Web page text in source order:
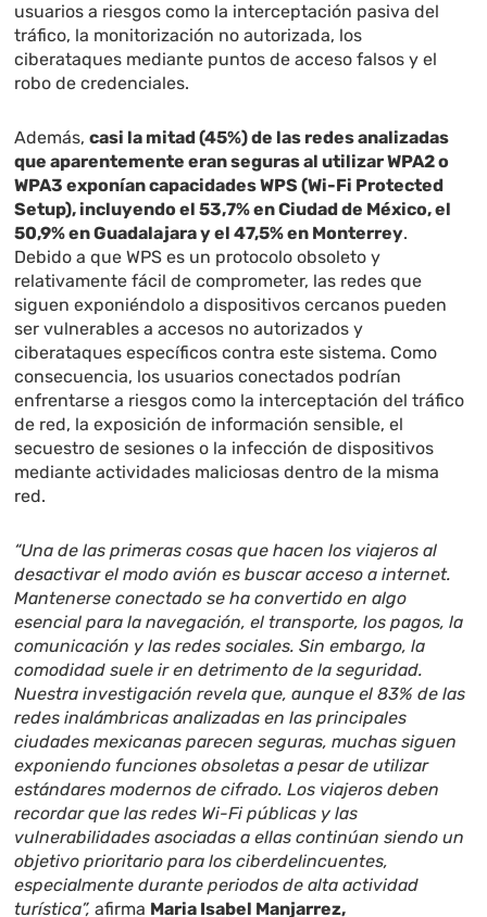
usuarios a riesgos como la interceptación pasiva del
tráfico, la monitorización no autorizada, los
ciberataques mediante puntos de acceso falsos y el
robo de credenciales.
Además,casi la mitad (45%) de las redes analizadas
que aparentemente eran seguras al utilizar WPA2 o
WPA3 exponían capacidades WPS (Wi-Fi Protected
Setup), incluyendo el 53,7% en Ciudad de México, el
50,9% en Guadalajara y el 47,5% en Monterrey.
Debido a que WPS es un protocolo obsoleto y
relativamente fácil de comprometer, las redes que
siguen exponiéndolo a dispositivos cercanos pueden
ser vulnerables a accesos no autorizados y
ciberataques específicos contra este sistema. Como
consecuencia, los usuarios conectados podrían
enfrentarse a riesgos como la interceptación del tráfico
de red, la exposición de información sensible, el
secuestro de sesiones o la infección de dispositivos
mediante actividades maliciosas dentro de la misma
red.
“Una de las primeras cosas que hacen los viajeros al
desactivar el modo avión es buscar acceso a internet.
Mantenerse conectado se ha convertido en algo
esencial para la navegación, el transporte, los pagos, la
comunicación y las redes sociales. Sin embargo, la
comodidad suele ir en detrimento de la seguridad.
Nuestra investigación revela que, aunque el 83% de las
redes inalámbricas analizadas en las principales
ciudades mexicanas parecen seguras, muchas siguen
exponiendo funciones obsoletas a pesar de utilizar
estándares modernos de cifrado. Los viajeros deben
recordar que las redes Wi-Fi públicas y las
vulnerabilidades asociadas a ellas continúan siendo un
objetivo prioritario para los ciberdelincuentes,
especialmente durante periodos de alta actividad
turística”, afirma Maria Isabel Manjarrez,